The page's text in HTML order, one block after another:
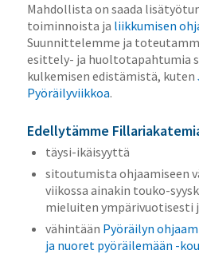
Mahdollista on saada
toiminnoista ja liikkumisen
Suunnittelemme ja
esittely- ja huoltotapahtumia
kulkemisen edistämistä, kuten
Pyöräilyviikkoa.
Edellytämme
täysi-ikäisyyttä
sitoutumista ohjaamiseen
viikossa ainakin touko-
mieluiten ympärivuotisesti
vähintään Pyöräilyn
ja nuoret pyöräilemään -